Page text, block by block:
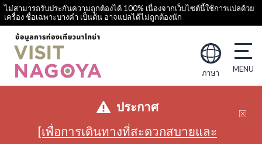
ไม่สามารถรับประกันความถูกต้องได้ 100% เนื่องจากเว็บไซต์นี้ใช้การแปลด้วย
เครื่อง ชื่อเฉพาะบางคำ เป็นต้น อาจแปลได้ไม่ถูกต้องนัก
ภาษา
ประกาศ
[เพื่อการเดินทางที่สะดวกสบายและ